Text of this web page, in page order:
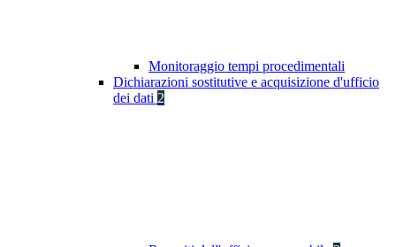
Monitoraggio tempi procedimentali
Dichiarazioni sostitutive e acquisizione d'ufficio
dei dati 2